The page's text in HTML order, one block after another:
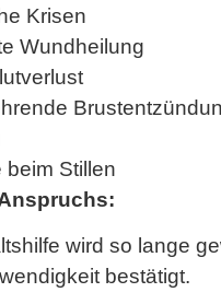
Krisen
Wundheilung
beim Stillen
wird so lange
bestätigt.